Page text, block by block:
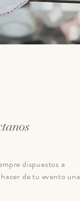
dispuestos a
de tu evento una